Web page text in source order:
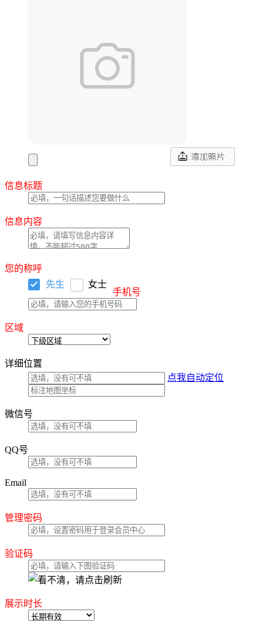
信息标题
信息内容
您的称呼
先生
女士
手机号
区域
详细位置
点我自动定位
微信号
QQ号
Email
管理密码
验证码
展示时长